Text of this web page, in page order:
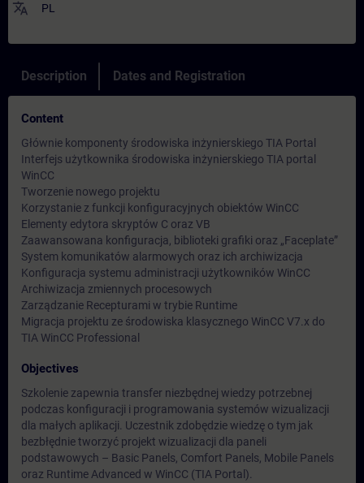
translate PL
Description Dates and Registration
Content
Głównie komponenty środowiska inżynierskiego TIA Portal
Interfejs użytkownika środowiska inżynierskiego TIA portal
WinCC
Tworzenie nowego projektu
Korzystanie z funkcji konfiguracyjnych obiektów WinCC
Elementy edytora skryptów C oraz VB
Zaawansowana konfiguracja, biblioteki grafiki oraz „Faceplate”
System komunikatów alarmowych oraz ich archiwizacja
Konfiguracja systemu administracji użytkowników WinCC
Archiwizacja zmiennych procesowych
Zarządzanie Recepturami w trybie Runtime
Migracja projektu ze środowiska klasycznego WinCC V7.x do
TIA WinCC Professional
Objectives
Szkolenie zapewnia transfer niezbędnej wiedzy potrzebnej
podczas konfiguracji i programowania systemów wizualizacji
dla małych aplikacji. Uczestnik zdobędzie wiedzę o tym jak
bezbłędnie tworzyć projekt wizualizacji dla paneli
podstawowych – Basic Panels, Comfort Panels, Mobile Panels
oraz Runtime Advanced w WinCC (TIA Portal).